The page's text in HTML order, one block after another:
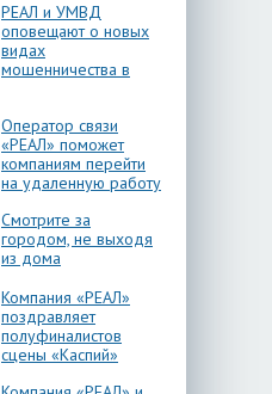
РЕАЛ и УМВД
оповещают о новых
видах
мошенничества в
Оператор связи
«РЕАЛ» поможет
компаниям перейти
на удаленную работу
Смотрите за
городом, не выходя
из дома
Компания «РЕАЛ»
поздравляет
полуфиналистов
сцены «Каспий»